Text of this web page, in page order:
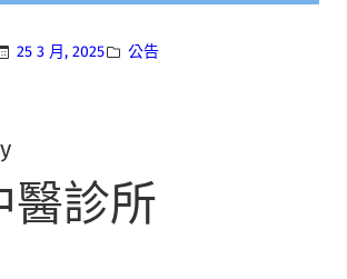
25 3 月, 2025 公告
醫診所